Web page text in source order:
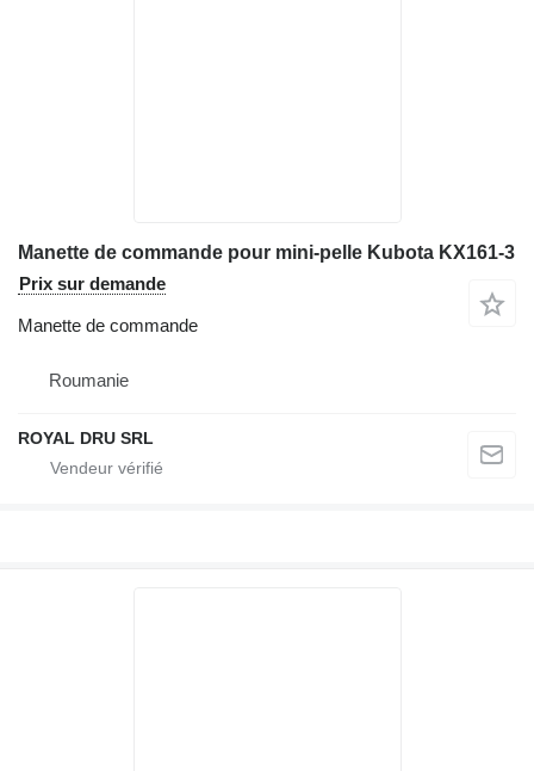
Manette de commande pour mini-pelle Kubota KX161-3
Prix sur demande
Manette de commande
Roumanie
ROYAL DRU SRL